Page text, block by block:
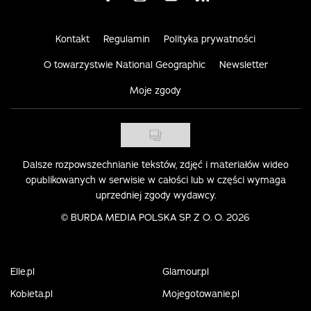
Kontakt Regulamin Polityka prywatności
O towarzystwie National Geographic Newsletter
Moje zgody
Dalsze rozpowszechnianie tekstów, zdjęć i materiałów wideo
opublikowanych w serwisie w całości lub w części wymaga
uprzedniej zgody wydawcy.
© BURDA MEDIA POLSKA SP. Z O. O. 2026
Elle.pl
Glamour.pl
Kobieta.pl
Mojegotowanie.pl